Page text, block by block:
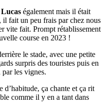
Lucas également mais il était
fait un peu frais par chez nous
vite fait. Prompt rétablissement
course en 2023 !
le stade, avec une petite
surpris des touristes puis en
les vignes.
d’habitude, ça chante et ça rit
comme il y en a tant dans